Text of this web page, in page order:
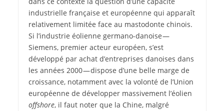
industrielle française et européenne qui apparaît
relativement limitée face au mastodonte chinois.
Si l’industrie éolienne germano-danoise —
Siemens, premier acteur européen, s’est
développé par achat d’entreprises danoises dans
les années 2000 — dispose d’une belle marge de
croissance, notamment avec la volonté de l’Union
européenne de développer massivement l’éolien
offshore, il faut noter que la Chine, malgré